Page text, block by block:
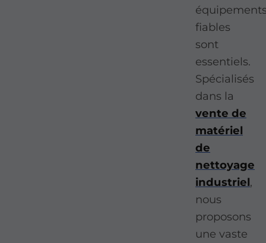
fiables
sont
essentiels.
Spécialisés
dans la
vente de
matériel
de
nettoyage
industriel,
nous
proposons
une vaste